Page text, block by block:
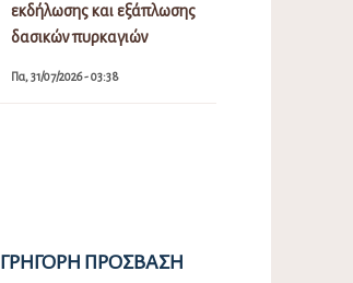
εκδήλωσης και εξάπλωσης
δασικών πυρκαγιών
Πα, 31/07/2026 - 03:38
ΓΡΉΓΟΡΗ ΠΡΌΣΒΑΣΗ